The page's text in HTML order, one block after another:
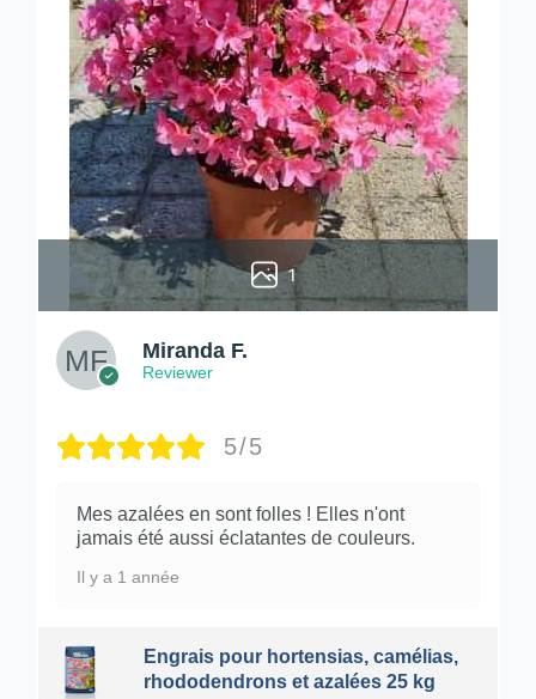
1
Miranda F.
Reviewer
5/5
Mes azalées en sont folles ! Elles n'ont
jamais été aussi éclatantes de couleurs.
Il y a 1 année
Engrais pour hortensias, camélias,
rhododendrons et azalées 25 kg